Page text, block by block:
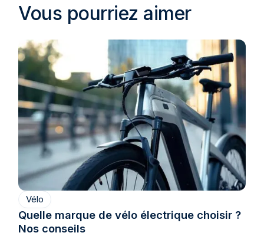
Vous pourriez aimer
Vélo
Quelle marque de vélo électrique choisir ?
Nos conseils